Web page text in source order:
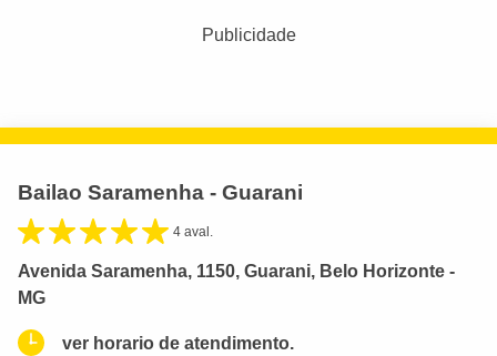
Publicidade
Bailao Saramenha - Guarani
4 aval.
Avenida Saramenha, 1150, Guarani, Belo Horizonte -
MG
ver horario de atendimento.